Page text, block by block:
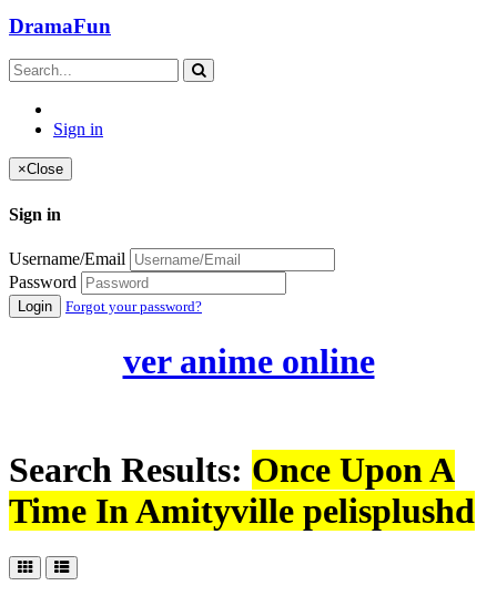
DramaFun
Sign in
×Close
Sign in
Username/Email
Password
Login Forgot your password?
ver anime online
Search Results: Once Upon A
Time In Amityville pelisplushd